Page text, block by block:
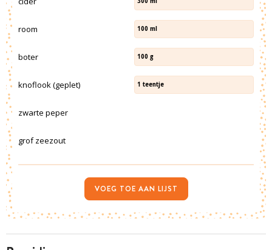
room 100 ml
boter 100 g
knoflook (geplet) 1 teentje
zwarte peper
grof zeezout
VOEG TOE AAN LIJST